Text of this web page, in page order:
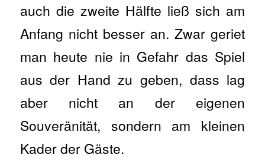
auch die zweite Hälfte ließ sich am
Anfang nicht besser an. Zwar geriet
man heute nie in Gefahr das Spiel
aus der Hand zu geben, dass lag
aber nicht an der eigenen
Souveränität, sondern am kleinen
Kader der Gäste.